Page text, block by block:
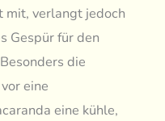
mit, verlangt jedoch
Gespür für den
die
eine
eine kühle,